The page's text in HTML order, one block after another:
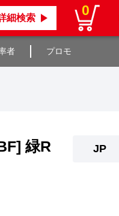
細検索 0
者 プロモ
緑R JP